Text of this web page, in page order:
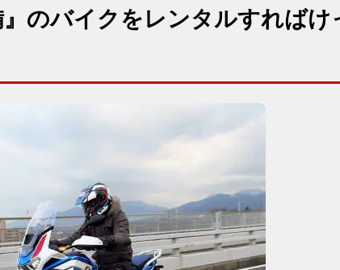
のバイクをレンタルすればけ